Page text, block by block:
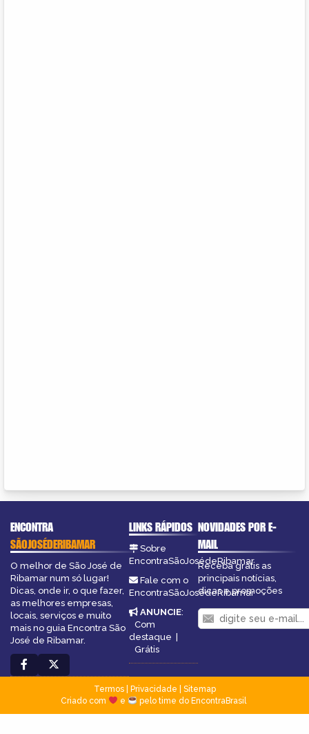
ENCONTRA
SÃOJOSÉDERIBAMAR
O melhor de São José de
Ribamar num só lugar!
Dicas, onde ir, o que fazer,
as melhores empresas,
locais, serviços e muito
mais no guia Encontra São
José de Ribamar.
LINKS RÁPIDOS
Sobre
EncontraSãoJosédeRibamar
Fale com o
EncontraSãoJosédeRibamar
ANUNCIE:
Com
destaque |
Grátis
NOVIDADES POR E-
MAIL
Receba grátis as
principais notícias,
dicas e promoções
Termos| Privacidade
Sitemap
Criado com
e pelo time do EncontraBrasil